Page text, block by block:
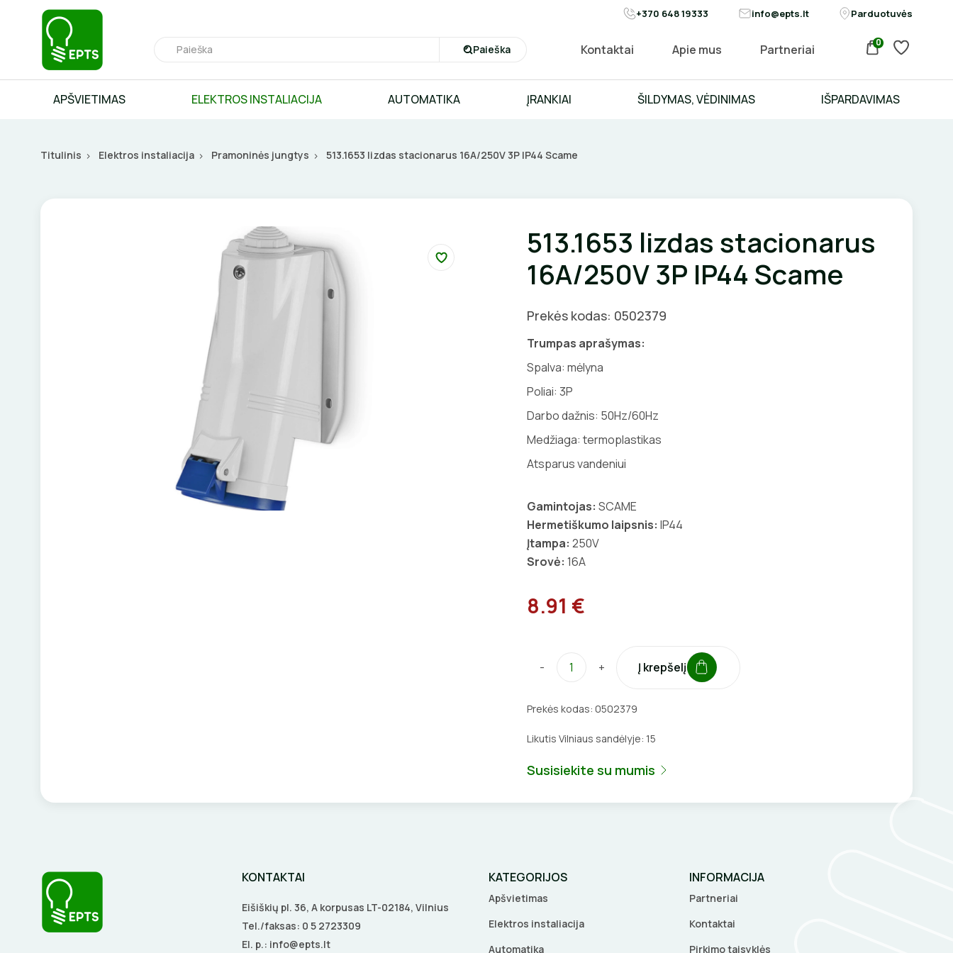
+370 648 19333 info@epts.lt Parduotuvės
Paieška Kontaktai Apie mus Partneriai 0
APŠVIETIMAS ELEKTROS INSTALIACIJA AUTOMATIKA ĮRANKIAI ŠILDYMAS, VĖDINIMAS IŠPARDAVIMAS
Titulinis Elektros instaliacija Pramoninės jungtys 513.1653 lizdas stacionarus 16A/250V 3P IP44 Scame
513.1653 lizdas stacionarus
16A/250V 3P IP44 Scame
Prekės kodas: 0502379
Trumpas aprašymas:
Spalva: mėlyna
Poliai: 3P
Darbo dažnis: 50Hz/60Hz
Medžiaga: termoplastikas
Atsparus vandeniui
Gamintojas: SCAME
Hermetiškumo laipsnis: IP44
Įtampa: 250V
Srovė: 16A
8.91 €
- + Į krepšelį
Prekės kodas: 0502379
Likutis Vilniaus sandėlyje: 15
Susisiekite su mumis
KONTAKTAI
Eišiškių pl. 36, A korpusas LT-02184, Vilnius
Tel./faksas: 0 5 2723309
El. p.: info@epts.lt
KATEGORIJOS
Apšvietimas
Elektros instaliacija
Automatika
INFORMACIJA
Partneriai
Kontaktai
Pirkimo taisyklės